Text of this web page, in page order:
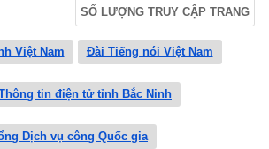
SỐ LƯỢNG TRUY CẬP TRANG
Việt Nam Đài Tiếng nói Việt Nam
tin điện tử tỉnh Bắc Ninh
Dịch vụ công Quốc gia